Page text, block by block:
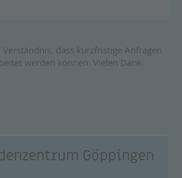
Göppingen
dass kurzfristige Anfragen
werden können. Vielen Dank.